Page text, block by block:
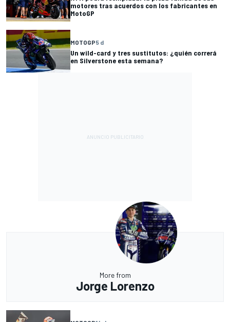
motores tras acuerdos con los fabricantes en
MotoGP
MOTOGP5 d
Un wild-card y tres sustitutos: ¿quién correrá
en Silverstone esta semana?
More from
Jorge Lorenzo